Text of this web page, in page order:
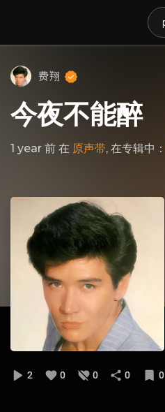
费翔
今夜不能醉
1 year 前 在 原声带, 在专辑中：
2 0 0 0 0